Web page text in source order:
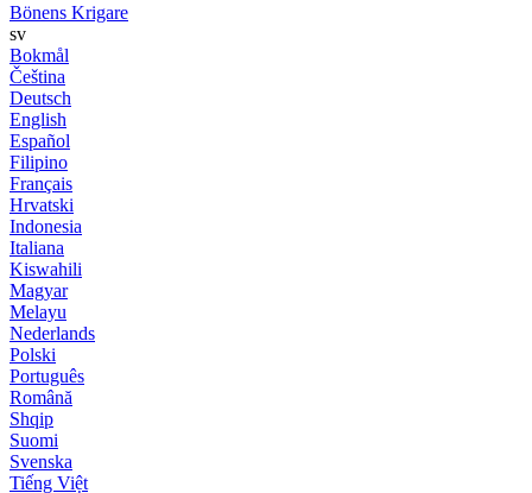
Bönens Krigare
sv
Bokmål
Čeština
Deutsch
English
Español
Filipino
Français
Hrvatski
Indonesia
Italiana
Kiswahili
Magyar
Melayu
Nederlands
Polski
Português
Română
Shqip
Suomi
Svenska
Tiếng Việt